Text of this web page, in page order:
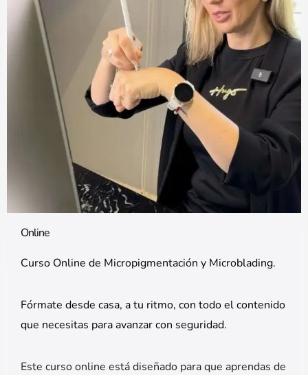
Online
Curso Online de Micropigmentación y Microblading.
Fórmate desde casa, a tu ritmo, con todo el contenido
que necesitas para avanzar con seguridad.
Este curso online está diseñado para que aprendas de